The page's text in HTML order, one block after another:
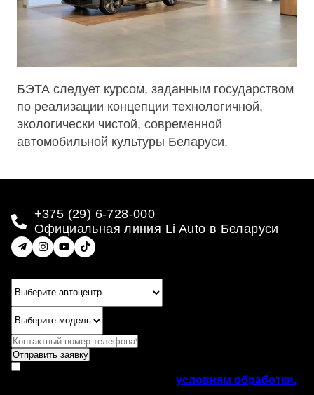
БЭТА следует курсом, заданным государством
по реализации концепции технологичной,
экологически чистой, современной
автомобильной культуры Беларуси.
+375 (29) 6-728-000
Официальная линия Li Auto в Беларуси
Отправить заявку
условиям обработки.